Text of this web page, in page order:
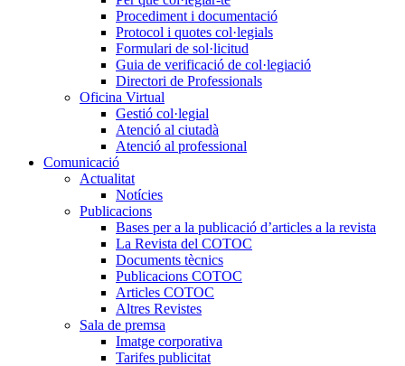
Procediment i documentació
Protocol i quotes col·legials
Formulari de sol·licitud
Guia de verificació de col·legiació
Directori de Professionals
Oficina Virtual
Gestió col·legial
Atenció al ciutadà
Atenció al professional
Comunicació
Actualitat
Notícies
Publicacions
Bases per a la publicació d’articles a la revista
La Revista del COTOC
Documents tècnics
Publicacions COTOC
Articles COTOC
Altres Revistes
Sala de premsa
Imatge corporativa
Tarifes publicitat